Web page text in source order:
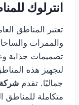
انترلوك
تعتبر المناطق
والممرات
تصميمات جذابة
لتجهيز هذه
جماليًا. تقدم
متكاملة للمناطق